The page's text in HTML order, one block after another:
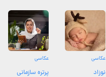
عکاسی
نوزاد
عکاسی
پرتره سازمانی